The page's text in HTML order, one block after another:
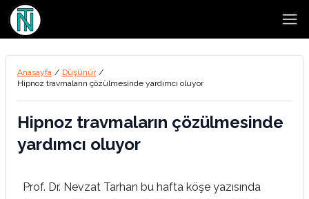
Anasayfa / Düşünür /
Hipnoz travmaların çözülmesinde yardımcı oluyor
Hipnoz travmaların çözülmesinde
yardımcı oluyor
Prof. Dr. Nevzat Tarhan bu hafta köşe yazısında